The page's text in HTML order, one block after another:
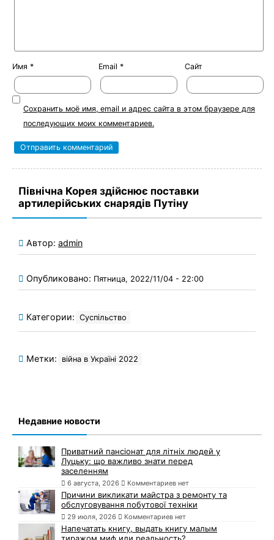
Имя * Email * Сайт
Сохранить моё имя, email и адрес сайта в этом браузере для
последующих моих комментариев.
Північна Корея здійснює поставки
артилерійських снарядів Путіну
Автор: admin
Опубликовано: Пятница, 2022/11/04 - 22:00
Категории: Суспільство
Метки: війна в Україні 2022
Недавние новости
Приватний пансіонат для літніх людей у
Луцьку: що важливо знати перед
заселенням
6 августа, 2026 Комментариев нет
Причини викликати майстра з ремонту та
обслуговування побутової техніки
29 июля, 2026 Комментариев нет
Напечатать книгу, выдать книгу малым